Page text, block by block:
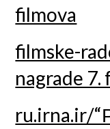
filmova
filmske-
nagrade
ru.irna.ir/